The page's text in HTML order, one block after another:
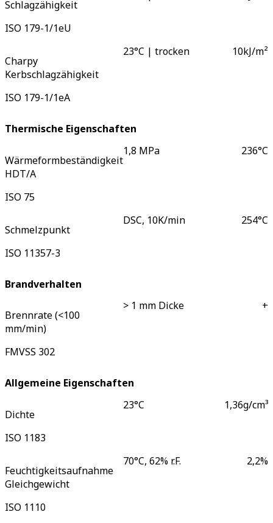
Schlagzähigkeit
ISO 179-1/1eU
Charpy
Kerbschlagzähigkeit
ISO 179-1/1eA
23°C | trocken 10kJ/m²
Thermische Eigenschaften
Wärmeformbeständigkeit
HDT/A
ISO 75
1,8 MPa 236°C
Schmelzpunkt
ISO 11357-3
DSC, 10K/min 254°C
Brandverhalten
Brennrate (<100
mm/min)
FMVSS 302
> 1 mm Dicke +
Allgemeine Eigenschaften
Dichte
ISO 1183
23°C 1,36g/cm³
Feuchtigkeitsaufnahme
Gleichgewicht
ISO 1110
70°C, 62% r.F. 2,2%